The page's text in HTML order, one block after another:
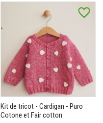
favorite_border
Kit de tricot - Cardigan - Puro
Cotone et Fair cotton